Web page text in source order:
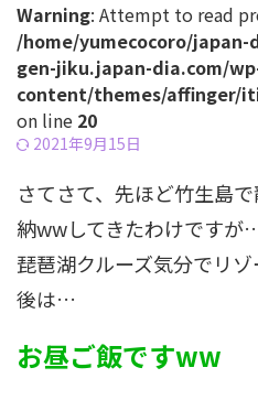
Warning: Attempt to read
/home/yumecocoro/
gen-jiku.japan-dia.com/
content/themes/affinger/
on line 20
2021年9月15日
さてさて、先ほど竹生島
納wwしてきたわけですが
琵琶湖クルーズ気分でリ
後は…
お昼ご飯ですww